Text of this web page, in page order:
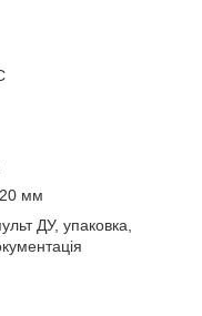
мм
ДУ, упаковка,